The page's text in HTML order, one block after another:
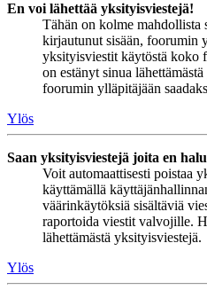
En voi lähettää yksityisviestejä!
Tähän on kolme
kirjautunut sisään, foorumin
yksityisviestit käytöstä koko
on estänyt sinua
foorumin ylläpitäjään
Ylös
Saan yksityisviestejä joita en
Voit automaattisesti poistaa
käyttämällä
väärinkäytöksiä sisältäviä
raportoida viestit valvojille.
lähettämästä yksityisviestejä.
Ylös